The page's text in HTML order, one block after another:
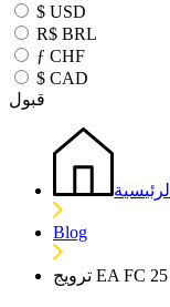
$ USD
R$ BRL
ƒ CHF
$ CAD
قبول
الرئيسية
Blog